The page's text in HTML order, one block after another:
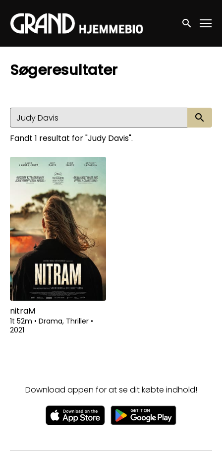
Accessibility Links
Søg nu
Søgeresultater
Fandt 1 resultat for "Judy Davis".
nitraM
1t 52m • Drama, Thriller •
2021
Download appen for at se dit købte indhold!